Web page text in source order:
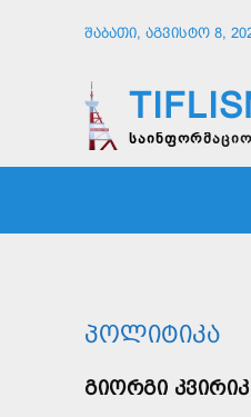
ᲨᲐᲑᲐᲗᲘ, ᲐᲒᲕᲘᲡᲢᲝ 8,
ᲞᲝᲚᲘᲢᲘᲙᲐ
ᲒᲘᲝᲠᲒᲘ